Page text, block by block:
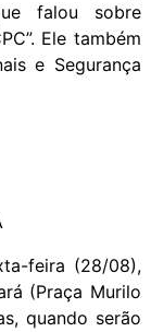
falou sobre
Ele também
e Segurança
feira (28/08),
(Praça Murilo
quando serão